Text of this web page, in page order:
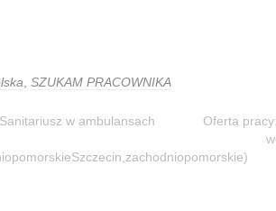
SZUKAM PRACOWNIKA
w ambulansach
Oferta